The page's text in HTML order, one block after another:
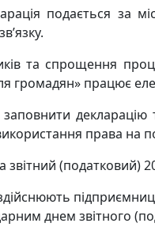
подається за
та спрощення
громадян» працює
декларацію
права на
звітний (податковий)
днем звітного